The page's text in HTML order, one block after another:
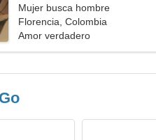
Mujer busca hombre
Florencia, Colombia
Amor verdadero